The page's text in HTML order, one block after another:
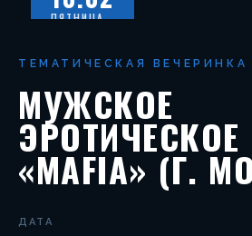
ПЯТНИЦА
ТЕМАТИЧЕСКАЯ ВЕЧЕРИНКА
МУЖСКОЕ
«MAFIA» (Г.
ДАТА